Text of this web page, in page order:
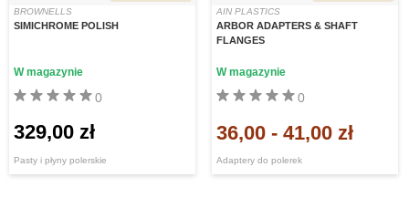
BROWNELLS
SIMICHROME POLISH
Pasty i płyny polerskie
0
W magazynie
329,00 zł
AIN PLASTICS
ARBOR ADAPTERS & SHAFT
FLANGES
Adaptery do polerek
0
W magazynie
36,00 - 41,00 zł